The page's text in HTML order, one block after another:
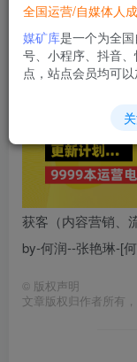
获客（内容营销、
by-何润--张艳琳-[
© 版权声明
文章版权归作者所有
全国运营/自媒体人
媒矿库是一个为全
号、小程序、抖音
点，站点会员均可